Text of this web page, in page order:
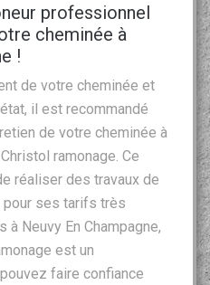
professionnel
cheminée à
!
de votre cheminée et
il est recommandé
de votre cheminée à
ramonage. Ce
réaliser des travaux de
pour ses tarifs très
Neuvy En Champagne,
est un
faire confiance